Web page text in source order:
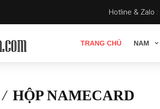
Hotline & Zalo :
TRANG CHỦ NAM
HỘP NAMECARD